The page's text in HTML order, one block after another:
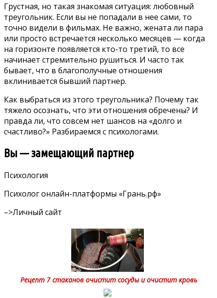
Грустная, но такая знакомая ситуация: любовный
треугольник. Если вы не попадали в нее сами, то
точно видели в фильмах. Не важно, жената ли пара
или просто встречается несколько месяцев — когда
на горизонте появляется кто-то третий, то все
начинает стремительно рушиться. И часто так
бывает, что в благополучные отношения
вклинивается бывший партнер.
Как выбраться из этого треугольника? Почему так
тяжело осознать, что эти отношения обречены? И
правда ли, что совсем нет шансов на «долго и
счастливо?» Разбираемся с психологами.
Вы — замещающий партнер
Психология
Психолог онлайн-платформы «Грань.рф»
–>Личный сайт
Рецепт 7 стаканов очистит сосуды и очистит кровь